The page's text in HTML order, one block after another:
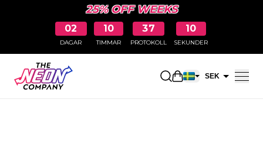
25% OFF WEEKS
02
DAGAR
10
TIMMAR
37
PROTOKOLL
09
SEKUNDER
ÖppnaSEK
SIDAN HITTADES INTE